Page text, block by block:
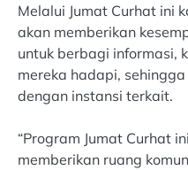
Melalui Jumat Curhat ini
akan memberikan
untuk berbagi informasi,
mereka hadapi,
dengan instansi terkait.
“Program Jumat Curhat
memberikan ruang